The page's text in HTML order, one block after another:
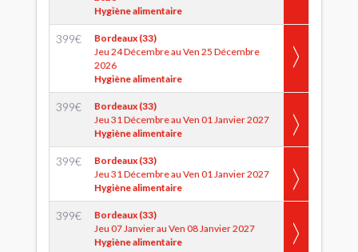
Hygiène alimentaire
399€
Bordeaux (33)
Jeu 24 Décembre au Ven 25 Décembre
2026
Hygiène alimentaire
399€
Bordeaux (33)
Jeu 31 Décembre au Ven 01 Janvier 2027
Hygiène alimentaire
399€
Bordeaux (33)
Jeu 31 Décembre au Ven 01 Janvier 2027
Hygiène alimentaire
399€
Bordeaux (33)
Jeu 07 Janvier au Ven 08 Janvier 2027
Hygiène alimentaire